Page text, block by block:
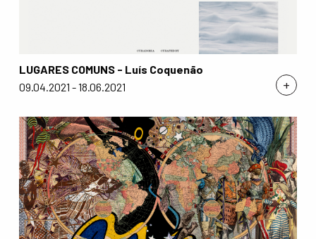
+
LUGARES COMUNS - Luís Coquenão
09.04.2021 - 18.06.2021